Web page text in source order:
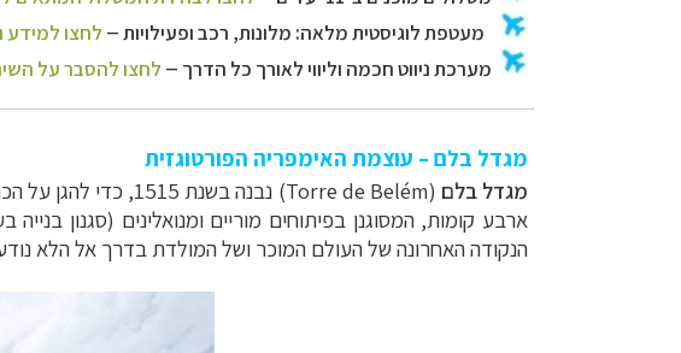
מגדל בלם – עוצמת האימפריה הפורטוגזית
מגדל בלם (
Torre de Belém
) נבנה בשנת 1515,
ארבע קומות, המסוגנן בפיתוחים מוריים ומנואלינים (סגנון
הנקודה האחרונה של העולם המוכר ושל המולדת בדרך אל הלא